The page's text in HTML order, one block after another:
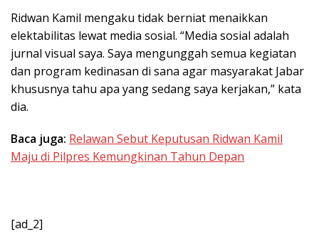
Ridwan Kamil mengaku tidak berniat menaikkan
elektabilitas lewat media sosial. “Media sosial adalah
jurnal visual saya. Saya mengunggah semua kegiatan
dan program kedinasan di sana agar masyarakat Jabar
khususnya tahu apa yang sedang saya kerjakan,” kata
dia.
Baca juga: Relawan Sebut Keputusan Ridwan Kamil
Maju di Pilpres Kemungkinan Tahun Depan
[ad_2]